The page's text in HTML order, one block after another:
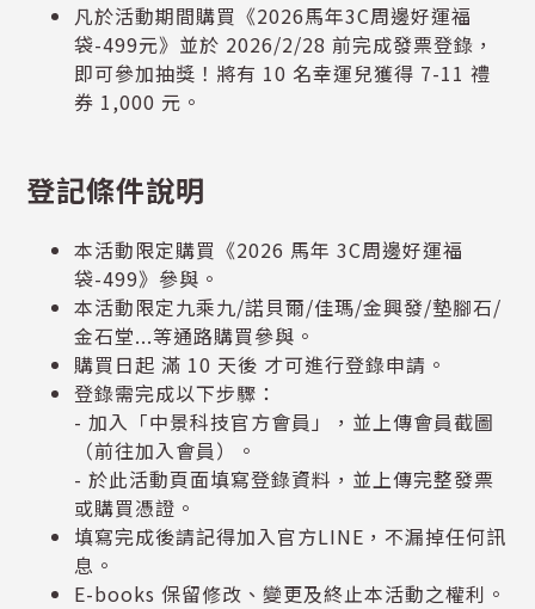
凡於活動期間購買《2026馬年3C周邊好運福
袋-499元》並於 2026/2/28 前完成發票登錄，
即可參加抽獎！將有 10 名幸運兒獲得 7-11 禮
券 1,000 元。
登記條件說明
本活動限定購買《2026 馬年 3C周邊好運福
袋-499》參與。
本活動限定九乘九/諾貝爾/佳瑪/金興發/墊腳石/
金石堂...等通路購買參與。
購買日起 滿 10 天後 才可進行登錄申請。
登錄需完成以下步驟：
- 加入「中景科技官方會員」，並上傳會員截圖
（前往加入會員）。
- 於此活動頁面填寫登錄資料，並上傳完整發票
或購買憑證。
填寫完成後請記得加入官方LINE，不漏掉任何訊
息。
E-books 保留修改、變更及終止本活動之權利。